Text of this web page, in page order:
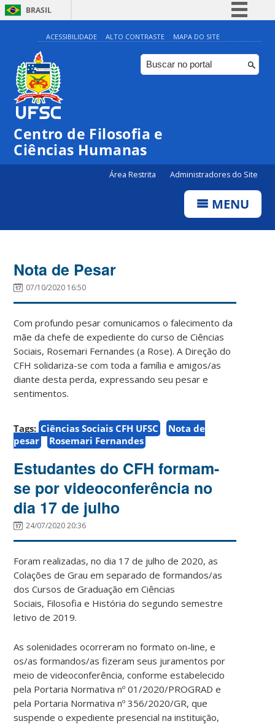
BRASIL
Simplifique!
Comunica BR
Participe
ACESSIBILIDADE ALTO CONTRASTE MAPA DO SITE
Centro de Filosofia e
Ciências Humanas
Área Restrita Administradores do Site
MENU
Nota de Pesar
07/10/2020 16:50
Com profundo pesar comunicamos o falecimento da
mãe da chefe de expediente do curso de Ciências
Sociais, Rosemari Fernandes (a Rose). A Direção do
CFH solidariza-se com toda a família e amigos/as
diante desta perda, expressando seu pesar e
sentimentos.
Tags: Ciências Sociais CFH UFSC
Nota de
pesar
Rosemari Fernandes
Estudantes do CFH formam-
se por videoconferência no
dia 17 de julho
24/07/2020 20:36
Foram realizadas, no dia 17 de julho de 2020, as
Colações de Grau em separado de formandos/as
dos Cursos de Graduação em Ciências
Sociais, Filosofia e História do segundo semestre
letivo de 2019.
As solenidades ocorreram no formato on-line, e
os/as formandos/as fizeram seus juramentos por
meio de videoconferência, conforme estabelecido
pela Portaria Normativa nº 01/2020/PROGRAD e
pela Portaria Normativa nº 356/2020/GR, que
suspende o expediente presencial na instituição,